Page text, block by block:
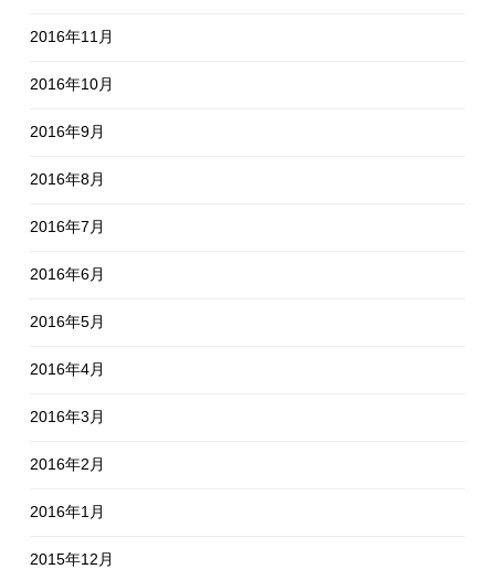
2016年11月
2016年10月
2016年9月
2016年8月
2016年7月
2016年6月
2016年5月
2016年4月
2016年3月
2016年2月
2016年1月
2015年12月